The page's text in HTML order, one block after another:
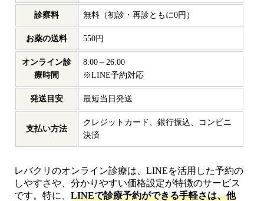
診察料 無料（初診・再診ともに0円）
お薬の送料 550円
オンライン診
療時間
8:00～26:00
※LINE予約対応
発送目安 最短当日発送
支払い方法
クレジットカード、銀行振込、コンビニ
決済
レバクリのオンライン診療は、LINEを活用した予約の
しやすさや、分かりやすい価格設定が特徴のサービス
です。特に、 LINEで診療予約ができる手軽さは、他